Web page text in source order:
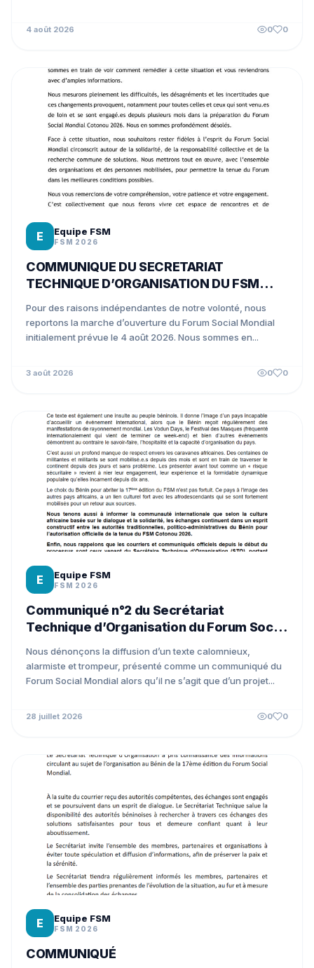
4 août 2026 0 0
E Equipe FSM
FSM 2026
COMMUNIQUE DU SECRETARIAT
TECHNIQUE D’ORGANISATION DU FSM
Pour des raisons indépendantes de notre volonté, nous
reportons la marche d’ouverture du Forum Social Mondial
initialement prévue le 4 août 2026. Nous sommes en...
3 août 2026 0 0
E Equipe FSM
FSM 2026
Communiqué n°2 du Secrétariat
Technique d’Organisation du Forum Social
Nous dénonçons la diffusion d’un texte calomnieux,
alarmiste et trompeur, présenté comme un communiqué du
Forum Social Mondial alors qu’il ne s’agit que d’un projet...
28 juillet 2026 0 0
E Equipe FSM
FSM 2026
COMMUNIQUÉ